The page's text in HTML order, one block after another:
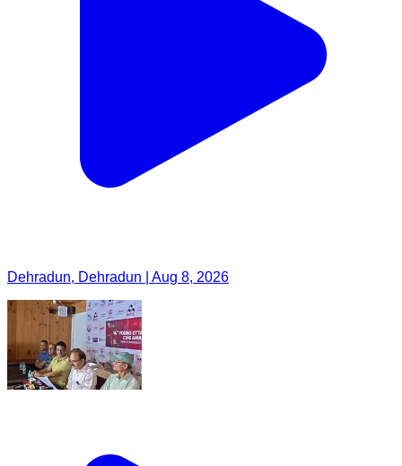
Dehradun, Dehradun | Aug 8, 2026